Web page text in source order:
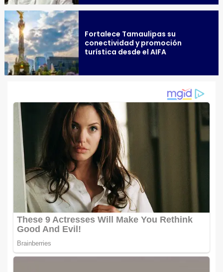
Fortalece Tamaulipas su
conectividad y promoción
turística desde el AIFA